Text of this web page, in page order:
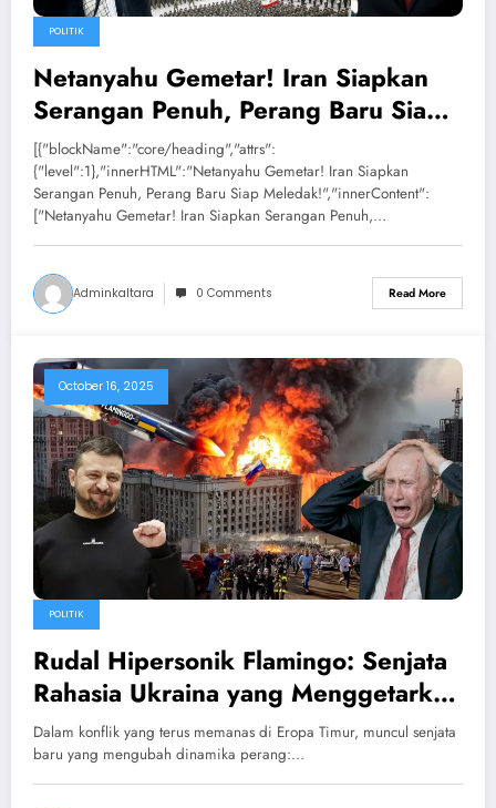
POLITIK
Netanyahu Gemetar! Iran Siapkan
Serangan Penuh, Perang Baru Siap
Meledak!
[{"blockName":"core/heading","attrs":
{"level":1},"innerHTML":"Netanyahu Gemetar! Iran Siapkan
Serangan Penuh, Perang Baru Siap Meledak!","innerContent":
["Netanyahu Gemetar! Iran Siapkan Serangan Penuh,…
Adminkaltara 0 Comments Read More
October 16, 2025
POLITIK
Rudal Hipersonik Flamingo: Senjata
Rahasia Ukraina yang Menggetarkan
Rusia
Dalam konflik yang terus memanas di Eropa Timur, muncul senjata
baru yang mengubah dinamika perang:…